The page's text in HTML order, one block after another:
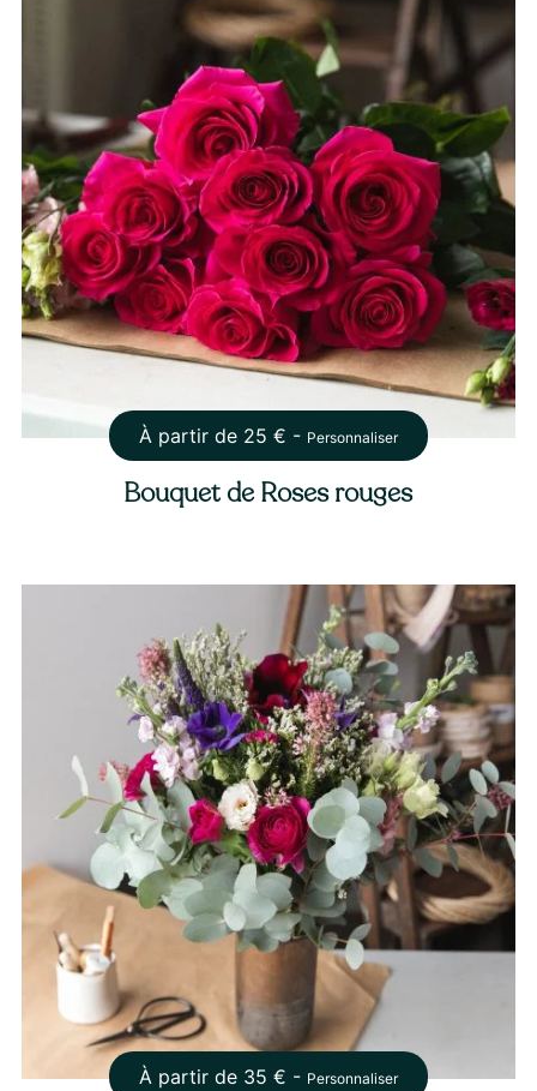
À partir de 25 € - Personnaliser
Bouquet de Roses rouges
À partir de 35 € - Personnaliser